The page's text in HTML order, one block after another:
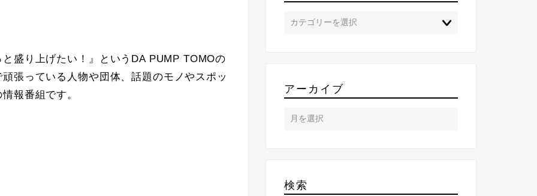
盛り上げたい！ 』というDA PUMP TOMOの
張っている人物や団体、話題のモノやスポッ
報番組です。
アーカイブ
検索